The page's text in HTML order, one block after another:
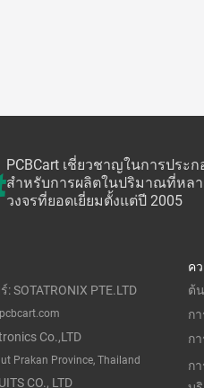
PCBCart เชี่ยวชาญในการปร
สำหรับการผลิตในปริมาณที่หล
วงจรที่ยอดเยี่ยมตั้งแต่ปี 2005
PTE.LTD
Co.,LTD
Prakan Province, Thailand
CO., LTD
ค
ต้
ก
ก
ก